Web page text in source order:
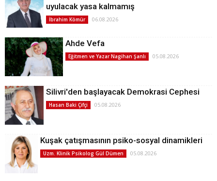
uyulacak yasa kalmamış
İbrahim Kömür 06.08.2026
Ahde Vefa
Eğitmen ve Yazar Nagihan Şanlı 05.08.2026
Silivri'den başlayacak Demokrasi Cephesi
Hasan Baki Çifçi 05.08.2026
Kuşak çatışmasının psiko-sosyal dinamikleri
Uzm. Klinik Psikolog Gül Dümen 05.08.2026